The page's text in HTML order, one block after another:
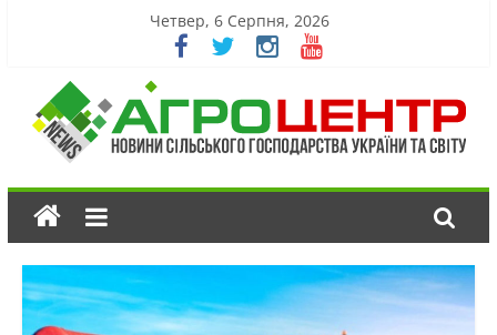
Четвер, 6 Серпня, 2026